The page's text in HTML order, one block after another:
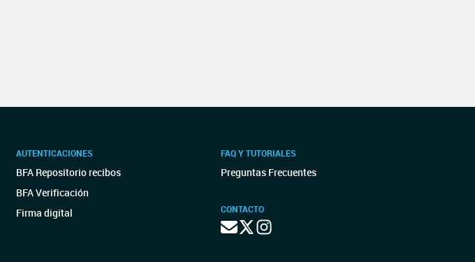
AUTENTICACIONES
BFA Repositorio recibos
BFA Verificación
Firma digital
FAQ Y TUTORIALES
Preguntas Frecuentes
CONTACTO